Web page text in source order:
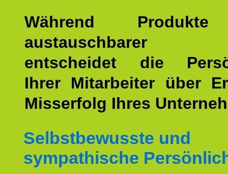
Während
austauschbarer
entscheidet die
Ihrer Mitarbeiter über
Misserfolg Ihres
Selbstbewusste und
sympathische